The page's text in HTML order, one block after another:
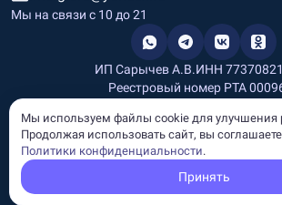
Мы на связи c 10 до 21
ИП Сарычев А.В.ИНН
Реестровый номер РТА
Информация, размещённая на сайте,
характер и не является рекламой и
Мы используем файлы cookie для улучшения
Продолжая использовать сайт, вы
Политики конфиденциальности.
Принять